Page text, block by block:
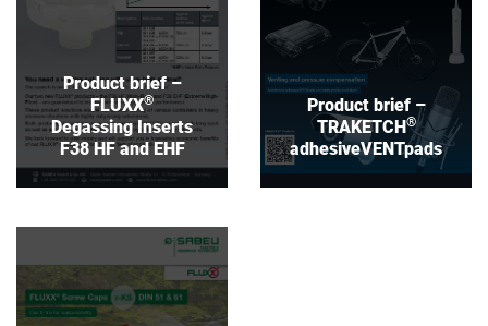
Product brief –
FLUXX®
Degassing Inserts
F38 HF and EHF
Download
Product brief –
TRAKETCH®
adhesiveVENTpads
Download
Product brief –
FLUXX
®
Screw Caps
r-KS